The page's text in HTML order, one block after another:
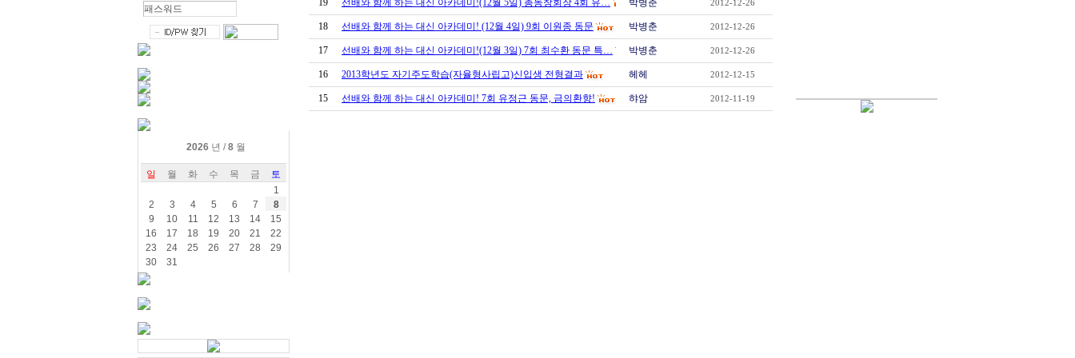
2026 년 /8 월
일 월 화 수 목 금
토
1
2
3 4 5 6 7
8
9
10 11 12 13 14
15
16
17 18 19 20 21
22
23
24 25 26 27 28
29
30
31